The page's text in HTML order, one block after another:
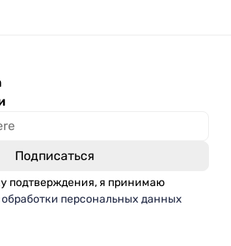
подтверждения, я принимаю
персональных данных